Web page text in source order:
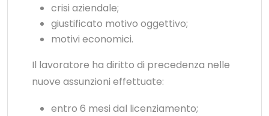
crisi aziendale;
giustificato motivo oggettivo;
motivi economici.
Il lavoratore ha diritto di precedenza nelle
nuove assunzioni effettuate:
entro 6 mesi dal licenziamento;